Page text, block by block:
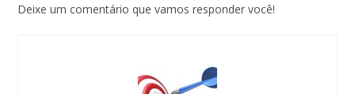
Deixe um comentário que vamos responder você!